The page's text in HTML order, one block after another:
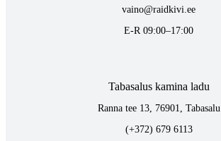
vaino@raidkivi.ee
E-R 09:00–17:00
Tabasalus kamina ladu
Ranna tee 13, 76901, Tabasalu
(+372) 679 6113